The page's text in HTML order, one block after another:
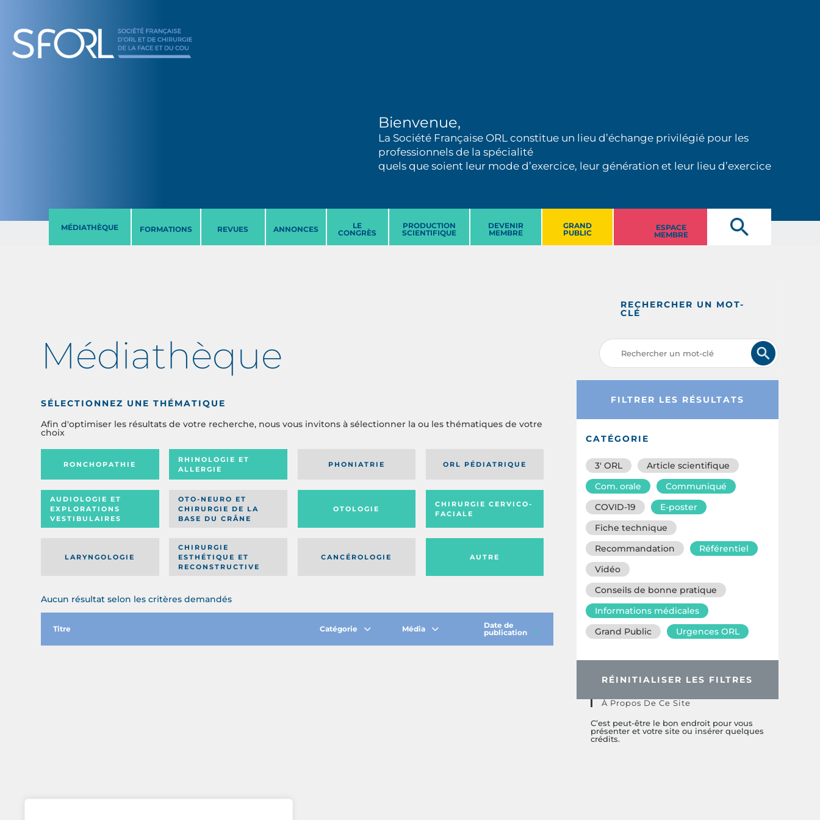
Bienvenue,
La Société Française ORL constitue un lieu d’échange privilégié pour les
professionnels de la spécialité
quels que soient leur mode d’exercice, leur génération et leur lieu d’exercice
MÉDIATHÈQUE FORMATIONS REVUES ANNONCES
LE
CONGRÈS
PRODUCTION
SCIENTIFIQUE
DEVENIR
MEMBRE
GRAND
PUBLIC
ESPACE
MEMBRE
Médiathèque
SÉLECTIONNEZ UNE THÉMATIQUE
Afin d'optimiser les résultats de votre recherche, nous vous invitons à sélectionner la ou les thématiques de votre
choix
RONCHOPATHIE
RHINOLOGIE ET
ALLERGIE
PHONIATRIE ORL PÉDIATRIQUE
AUDIOLOGIE ET
EXPLORATIONS
VESTIBULAIRES
OTO-NEURO ET
CHIRURGIE DE LA
BASE DU CRÂNE
OTOLOGIE
CHIRURGIE CERVICO-
FACIALE
AUTRE
LARYNGOLOGIE
CHIRURGIE
ESTHÉTIQUE ET
RECONSTRUCTIVE
CANCÉROLOGIE
Aucun résultat selon les critères demandés
Titre Catégorie Média
Date de
publication
RECHERCHER UN MOT-
CLÉ
FILTRER LES RÉSULTATS
CATÉGORIE
3′ ORL
Article scientifique
Com. orale
Communiqué
COVID-19
E-poster
Fiche technique
Recommandation
Référentiel
Vidéo
Conseils de bonne pratique
Informations médicales
Grand Public
Urgences ORL
RÉINITIALISER LES FILTRES
À Propos De Ce Site
C’est peut-être le bon endroit pour vous
présenter et votre site ou insérer quelques
crédits.